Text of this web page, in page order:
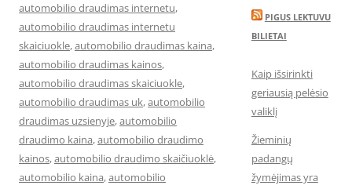
automobilio draudimas internetu,
automobilio draudimas internetu
skaiciuokle,automobilio draudimas kaina,
automobilio draudimas kainos,
automobilio draudimas skaiciuokle,
automobilio draudimas uk,automobilio
draudimas uzsienyje,automobilio
draudimo kaina,automobilio draudimo
kainos,automobilio draudimo skaičiuoklė,
automobilio kaina,automobilio
PIGUS LEKTUVU
BILIETAI
Kaip išsirinkti
geriausią pelėsio
valiklį
Žieminių
padangų
žymėjimas yra